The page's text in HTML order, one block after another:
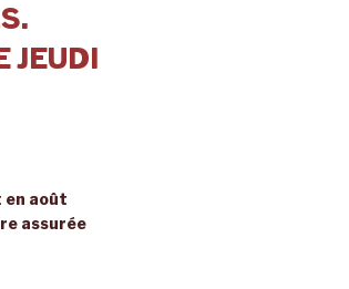
JEUDI
en août
assurée